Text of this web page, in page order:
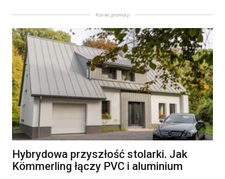
Koniec promocji
Hybrydowa przyszłość stolarki. Jak
Kömmerling łączy PVC i aluminium